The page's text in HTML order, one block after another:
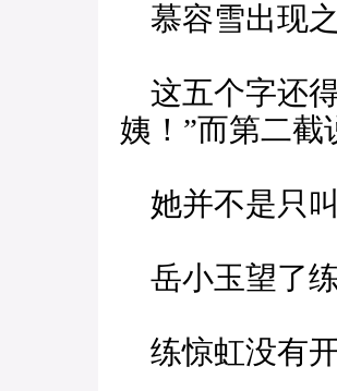
慕容雪出现
这五个字还
姨！”而第二截
她并不是只
岳小玉望了
练惊虹没有